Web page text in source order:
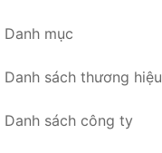
Danh mục
Danh sách thương hiệu
Danh sách công ty